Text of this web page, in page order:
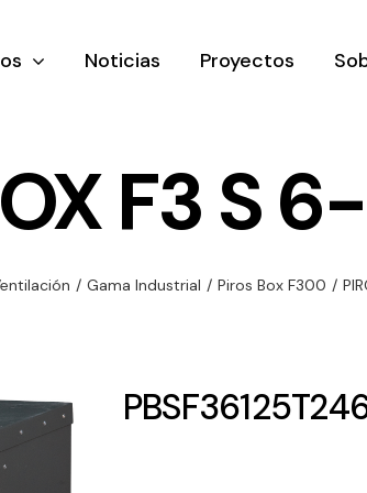
y
de
y
Ventilación
ventilación
Noticias Proyectos
F3 S
/ Gama Industrial / Piros Box F300 /